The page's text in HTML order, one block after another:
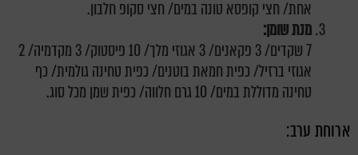
אחת/ חצי קופסא טונה במים/ חצי סקופ חלבון.
מנת שומן:
7 שקדים/ 3 פקאנים/ 3 אגוזי מלך/ 10 פיסטוק/ 3 מקדמיה/ 2
אגוזי ברזיל/ כפית חמאת בוטנים/ כפית טחינה גולמית/ כף
טחינה מדוללת במים/ 10 גרם חלווה/ כפית שמן מכל סוג.
ארוחת ערב: